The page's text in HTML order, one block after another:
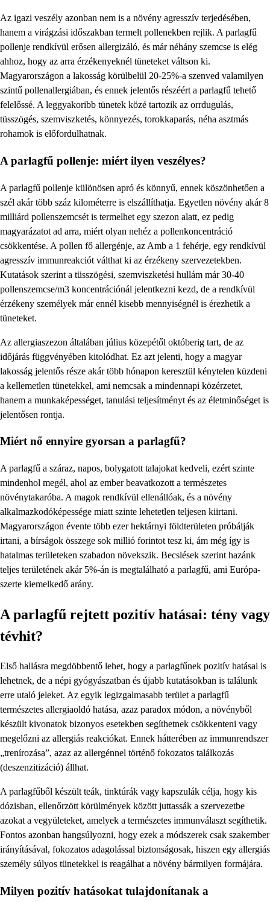
Az igazi veszély azonban nem is a növény agresszív terjedésében,
hanem a virágzási időszakban termelt pollenekben rejlik. A parlagfű
pollenje rendkívül erősen allergizáló, és már néhány szemcse is elég
ahhoz, hogy az arra érzékenyeknél tüneteket váltson ki.
Magyarországon a lakosság körülbelül 20-25%-a szenved valamilyen
szintű pollenallergiában, és ennek jelentős részéért a parlagfű tehető
felelőssé. A leggyakoribb tünetek közé tartozik az orrdugulás,
tüsszögés, szemviszketés, könnyezés, torokkaparás, néha asztmás
rohamok is előfordulhatnak.
A parlagfű pollenje: miért ilyen veszélyes?
A parlagfű pollenje különösen apró és könnyű, ennek köszönhetően a
szél akár több száz kilométerre is elszállíthatja. Egyetlen növény akár 8
milliárd pollenszemcsét is termelhet egy szezon alatt, ez pedig
magyarázatot ad arra, miért olyan nehéz a pollenkoncentráció
csökkentése. A pollen fő allergénje, az Amb a 1 fehérje, egy rendkívül
agresszív immunreakciót válthat ki az érzékeny szervezetekben.
Kutatások szerint a tüsszögési, szemviszketési hullám már 30-40
pollenszemcse/m3 koncentrációnál jelentkezni kezd, de a rendkívül
érzékeny személyek már ennél kisebb mennyiségnél is érezhetik a
tüneteket.
Az allergiaszezon általában július közepétől októberig tart, de az
időjárás függvényében kitolódhat. Ez azt jelenti, hogy a magyar
lakosság jelentős része akár több hónapon keresztül kénytelen küzdeni
a kellemetlen tünetekkel, ami nemcsak a mindennapi közérzetet,
hanem a munkaképességet, tanulási teljesítményt és az életminőséget is
jelentősen rontja.
Miért nő ennyire gyorsan a parlagfű?
A parlagfű a száraz, napos, bolygatott talajokat kedveli, ezért szinte
mindenhol megél, ahol az ember beavatkozott a természetes
növénytakaróba. A magok rendkívül ellenállóak, és a növény
alkalmazkodóképessége miatt szinte lehetetlen teljesen kiirtani.
Magyarországon évente több ezer hektárnyi földterületen próbálják
irtani, a bírságok összege sok millió forintot tesz ki, ám még így is
hatalmas területeken szabadon növekszik. Becslések szerint hazánk
teljes területének akár 5%-án is megtalálható a parlagfű, ami Európa-
szerte kiemelkedő arány.
A parlagfű rejtett pozitív hatásai: tény vagy
tévhit?
Első hallásra megdöbbentő lehet, hogy a parlagfűnek pozitív hatásai is
lehetnek, de a népi gyógyászatban és újabb kutatásokban is találunk
erre utaló jeleket. Az egyik legizgalmasabb terület a parlagfű
természetes allergiaoldó hatása, azaz paradox módon, a növényből
készült kivonatok bizonyos esetekben segíthetnek csökkenteni vagy
megelőzni az allergiás reakciókat. Ennek hátterében az immunrendszer
„trenírozása”, azaz az allergénnel történő fokozatos találkozás
(deszenzitizáció) állhat.
A parlagfűből készült teák, tinktúrák vagy kapszulák célja, hogy kis
dózisban, ellenőrzött körülmények között juttassák a szervezetbe
azokat a vegyületeket, amelyek a természetes immunválaszt segíthetik.
Fontos azonban hangsúlyozni, hogy ezek a módszerek csak szakember
irányításával, fokozatos adagolással biztonságosak, hiszen egy allergiás
személy súlyos tünetekkel is reagálhat a növény bármilyen formájára.
Milyen pozitív hatásokat tulajdonítanak a